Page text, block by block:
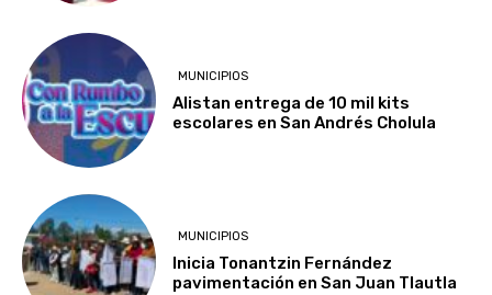
MUNICIPIOS
Alistan entrega de 10 mil kits
escolares en San Andrés Cholula
MUNICIPIOS
Inicia Tonantzin Fernández
pavimentación en San Juan Tlautla